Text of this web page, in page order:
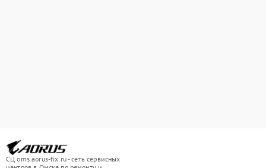
СЦ oms.aorus-fix.ru - сеть сервисных